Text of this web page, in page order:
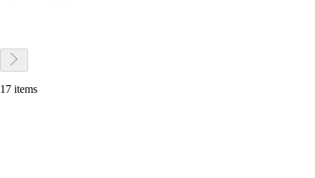
17 items